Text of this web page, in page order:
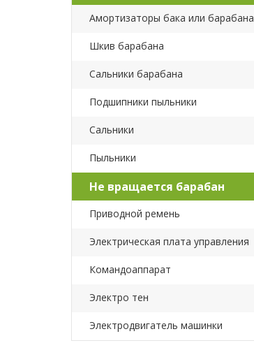
Амортизаторы бака или барабана
Шкив барабана
Сальники барабана
Подшипники пыльники
Сальники
Пыльники
Не вращается барабан
Приводной ремень
Электрическая плата управления
Командоаппарат
Электро тен
Электродвигатель машинки